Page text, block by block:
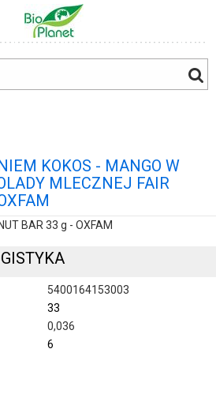
KOKOS - MANGO W
MLECZNEJ FAIR
BAR 33 g - OXFAM
5400164153003
33
0,036
6